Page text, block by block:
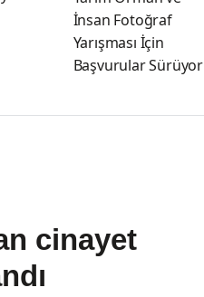
İnsan Fotoğraf
Yarışması İçin
Başvurular Sürüyor
cinayet